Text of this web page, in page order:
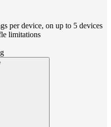
per device, on up to 5 devices
limitations